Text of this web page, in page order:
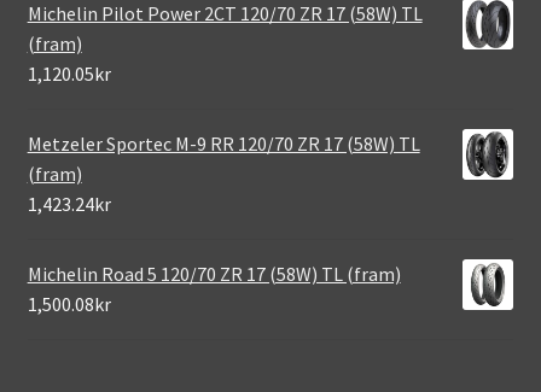
Michelin Pilot Power 2CT 120/70 ZR 17 (58W) TL
(fram)
1,120.05kr
Metzeler Sportec M-9 RR 120/70 ZR 17 (58W) TL
(fram)
1,423.24kr
Michelin Road 5 120/70 ZR 17 (58W) TL (fram)
1,500.08kr